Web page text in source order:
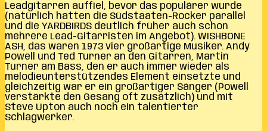
Leadgitarren auffiel, bevor das populärer wurde
(natürlich hatten die Südstaaten-Rocker parallel
und die YARDBIRDS deutlich früher auch schon
mehrere Lead-Gitarristen im Angebot). WISHBONE
ASH, das waren 1973 vier großartige Musiker. Andy
Powell und Ted Turner an den Gitarren, Martin
Turner am Bass, den er auch immer wieder als
melodieunterstützendes Element einsetzte und
gleichzeitig war er ein großartiger Sänger (Powell
verstärkte den Gesang oft zusätzlich) und mit
Steve Upton auch noch ein talentierter
Schlagwerker.